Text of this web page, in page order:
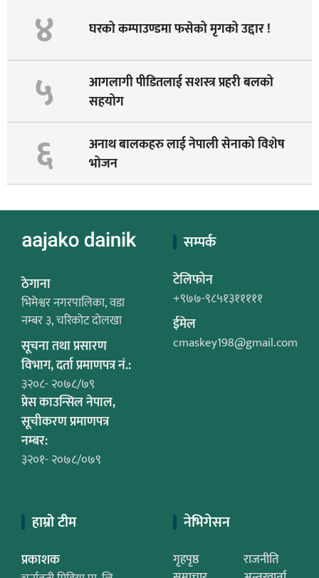
४ घरको कम्पाउण्डमा फसेको मृगको उद्दार !
५
आगलागी पीडितलाई सशस्त्र प्रहरी बलको
सहयोग
६
अनाथ बालकहरु लाई नेपाली सेनाको विशेष
भोजन
ठेगाना
भिमेश्वर नगरपालिका, वडा
नम्बर ३, चरिकोट दोलखा
सूचना तथा प्रसारण
विभाग, दर्ता प्रमाणपत्र नं.:
३२०८- २०७८/७९
प्रेस काउन्सिल नेपाल,
सूचीकरण प्रमाणपत्र
नम्बर:
३२०१- २०७८/०७९
सम्पर्क
टेलिफोन
+९७७-९८५१३१११११
ईमेल
cmaskey198@gmail.com
हाम्रो टीम
प्रकाशक
नेभिगेसन
गृहपृष्ठ
राजनीति